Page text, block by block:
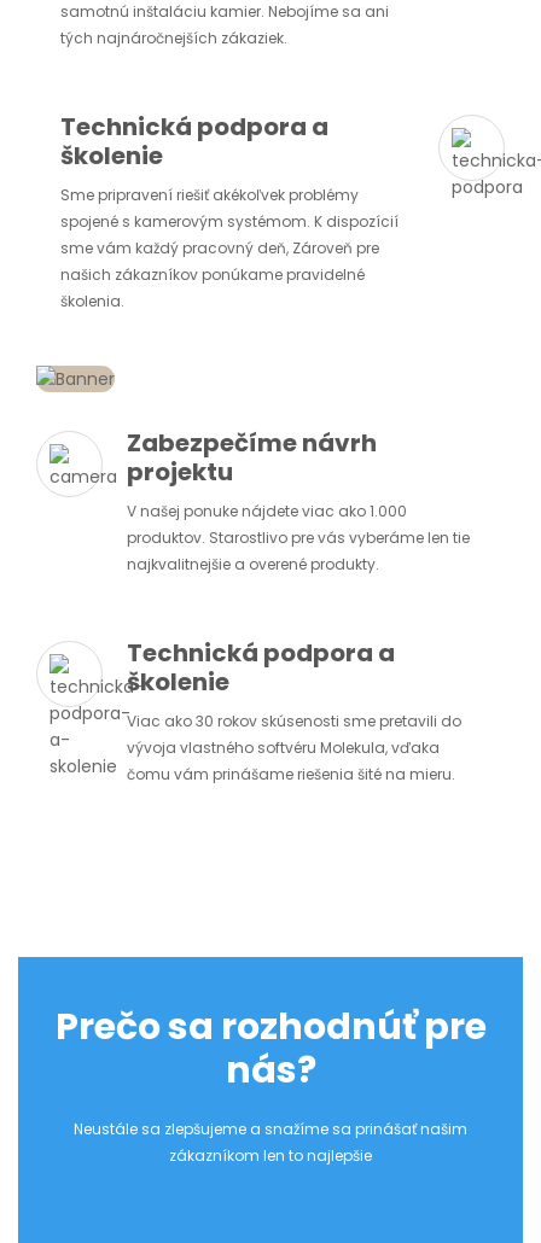
samotnú inštaláciu kamier. Nebojíme sa ani
tých najnáročnejších zákaziek.
Technická podpora a
školenie
Sme pripravení riešiť akékoľvek problémy
spojené s kamerovým systémom. K dispozícií
sme vám každý pracovný deň, Zároveň pre
našich zákazníkov ponúkame pravidelné
školenia.
Zabezpečíme návrh
projektu
V našej ponuke nájdete viac ako 1.000
produktov. Starostlivo pre vás vyberáme len tie
najkvalitnejšie a overené produkty.
Technická podpora a
školenie
Viac ako 30 rokov skúsenosti sme pretavili do
vývoja vlastného softvéru Molekula, vďaka
čomu vám prinášame riešenia šité na mieru.
Prečo sa rozhodnúť pre
nás?
Neustále sa zlepšujeme a snažíme sa prinášať našim
zákazníkom len to najlepšie